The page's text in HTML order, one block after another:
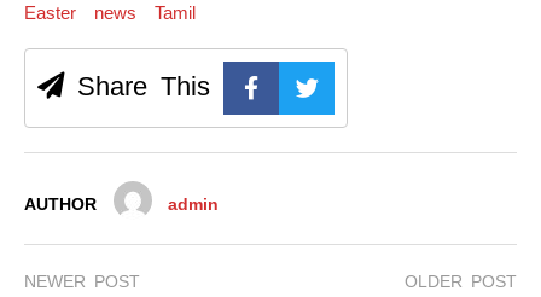
Easter
news Tamil
Share This
AUTHOR admin
NEWER POST OLDER POST